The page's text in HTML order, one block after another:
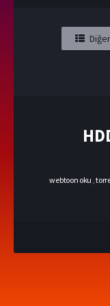
webtoon oku ,